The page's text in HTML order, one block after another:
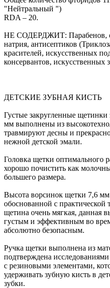
"Нейтральный ")
RDA – 20.
НЕ СОДЕРДЖИТ: Парабенов,
натрия, антисептиков
красителей, искусственных
консервантов,
ДЕТСКИЕ ЗУБНАЯ КИСТЬ
Густые закругленные
мм выполнены из
травмируют десны и
нежной детской эмали.
Головка щетки оптимального
хорошо почистить как
большего размера.
Высота ворсинок щетки 7,6 мм
обоснованной с
щетина очень мягкая, данная
густым и эффективным во
абсолютно безопасным.
Ручка щетки выполнена из
подтверждена
с резиновыми элементами,
удерживать зубную кисть в
зубки.